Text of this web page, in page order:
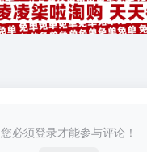
您必须登录才能参与评论！